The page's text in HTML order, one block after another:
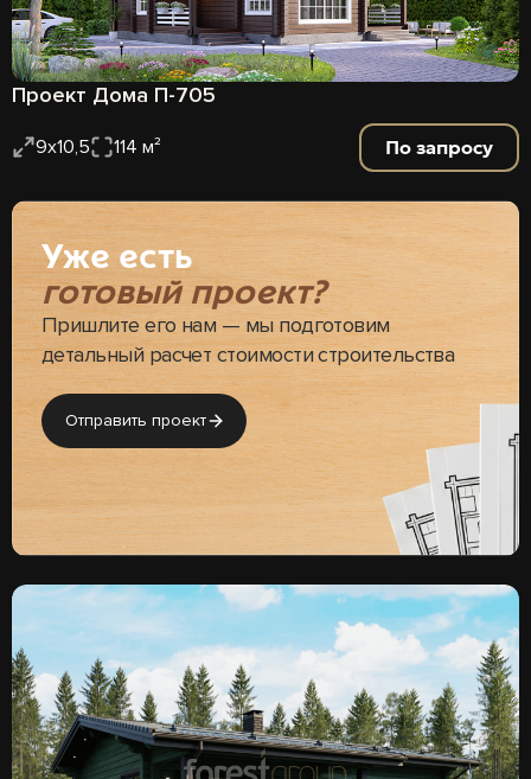
Проект Дома П-705
9х10,5 114 м² По запросу
Уже есть
готовый проект?
Пришлите его нам — мы подготовим
детальный расчет стоимости строительства
Отправить проект